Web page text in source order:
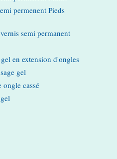
permenent Pieds
semi permanent
en extension d'ongles
gel
ongle cassé